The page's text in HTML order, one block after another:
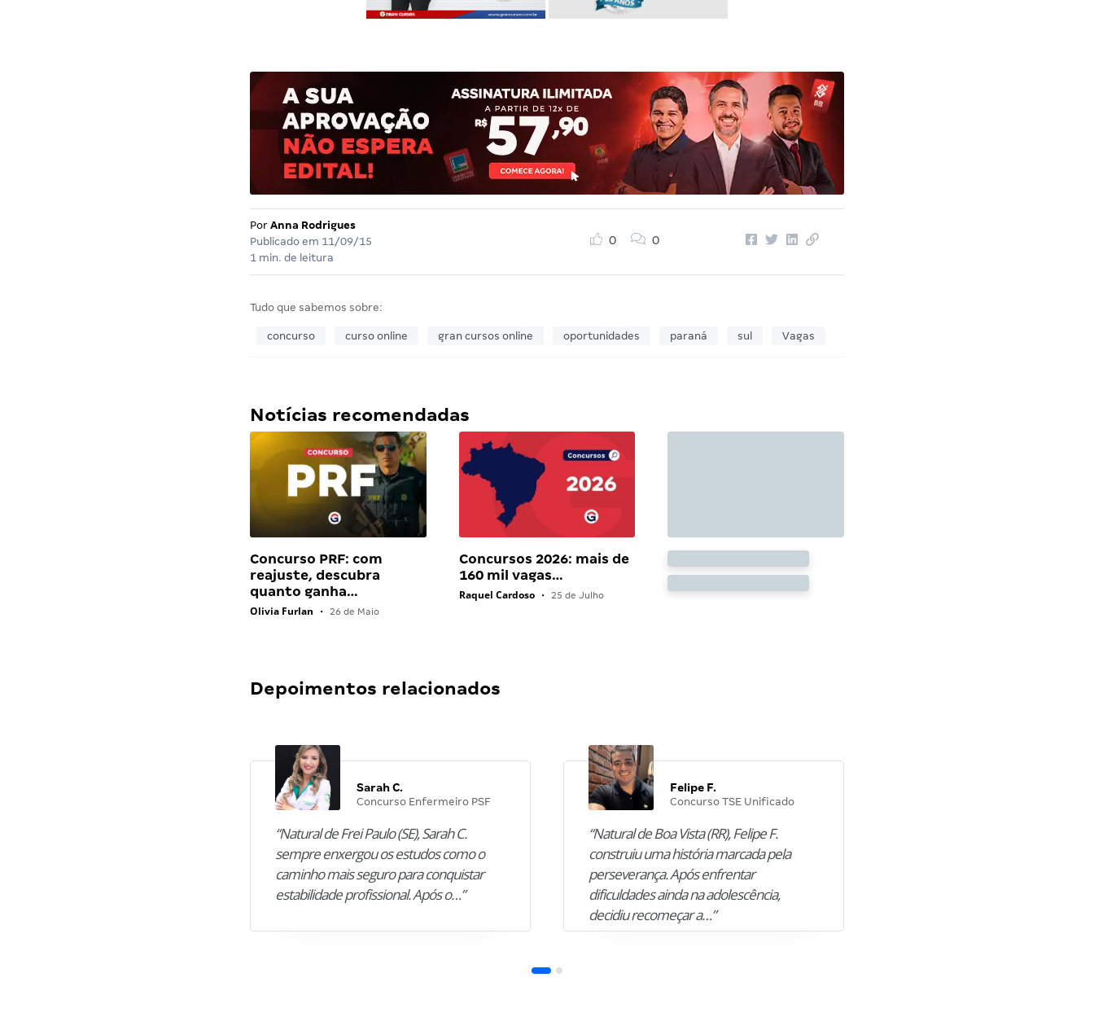
Por Anna Rodrigues
Publicado em 11/09/15
1 min. de leitura
0 0
Tudo que sabemos sobre:
concurso curso online gran cursos online oportunidades paraná sul Vagas
Notícias recomendadas
Concurso PRF: com
reajuste, descubra
quanto ganha…
Olivia Furlan • 26 de Maio
Concursos 2026: mais de
160 mil vagas…
Raquel Cardoso • 25 de Julho
Depoimentos relacionados
Sarah C.
Concurso Enfermeiro PSF
“Natural de Frei Paulo (SE), Sarah C.
sempre enxergou os estudos como o
caminho mais seguro para conquistar
estabilidade profissional. Após o…”
Felipe F.
Concurso TSE Unificado
“Natural de Boa Vista (RR), Felipe F.
construiu uma história marcada pela
perseverança. Após enfrentar
dificuldades ainda na adolescência,
decidiu recomeçar a…”